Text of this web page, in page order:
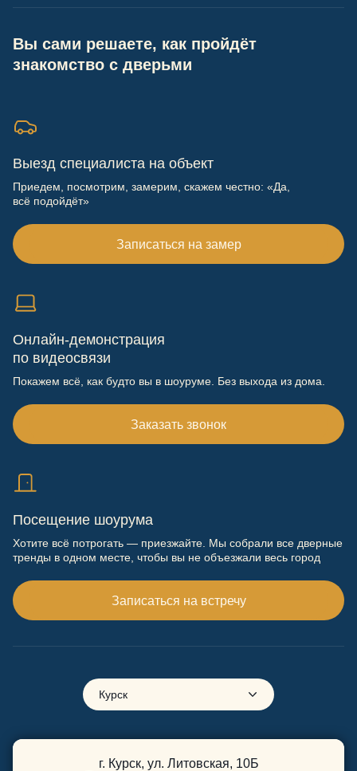
Вы сами решаете, как пройдёт
знакомство с дверьми
Выезд специалиста на объект
Приедем, посмотрим, замерим, скажем честно: «Да,
всё подойдёт»
Записаться на замер
Онлайн-демонстрация
по видеосвязи
Покажем всё, как будто вы в шоуруме. Без выхода из дома.
Заказать звонок
Посещение шоурума
Хотите всё потрогать — приезжайте. Мы собрали все дверные
тренды в одном месте, чтобы вы не объезжали весь город
Записаться на встречу
Курск
г. Курск, ул. Литовская, 10Б